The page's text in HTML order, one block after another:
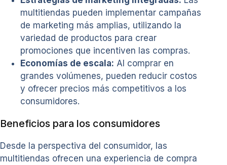
multitiendas pueden implementar campañas
de marketing más amplias, utilizando la
variedad de productos para crear
promociones que incentiven las compras.
Economías de escala: Al comprar en
grandes volúmenes, pueden reducir costos
y ofrecer precios más competitivos a los
consumidores.
Beneficios para los consumidores
Desde la perspectiva del consumidor, las
multitiendas ofrecen una experiencia de compra